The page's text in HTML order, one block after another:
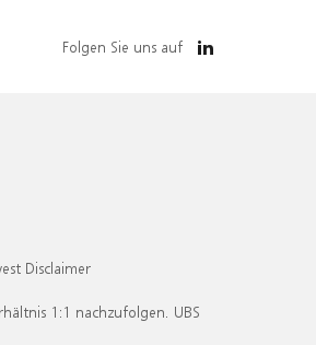
Folgen Sie uns auf
Disclaimer
1:1 nachzufolgen. UBS